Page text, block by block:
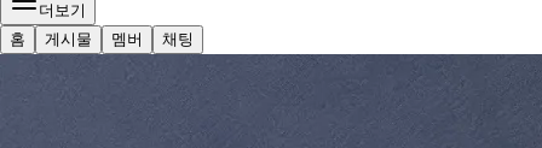
더보기
홈
게시물 멤버 채팅